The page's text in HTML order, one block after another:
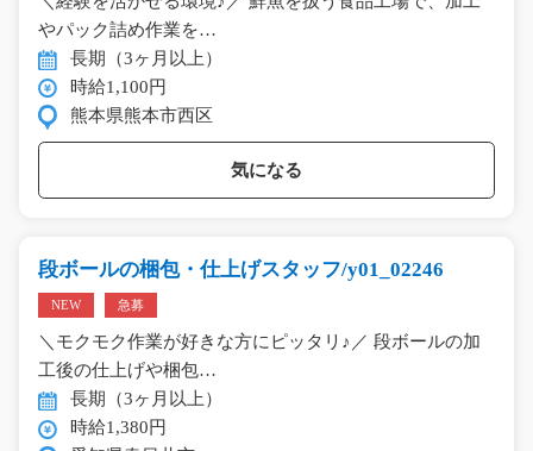
やパック詰め作業を…
長期（3ヶ月以上）
時給1,100円
熊本県熊本市西区
気になる
段ボールの梱包・仕上げスタッフ/y01_02246
NEW 急募
＼モクモク作業が好きな方にピッタリ♪／ 段ボールの加
工後の仕上げや梱包…
長期（3ヶ月以上）
時給1,380円